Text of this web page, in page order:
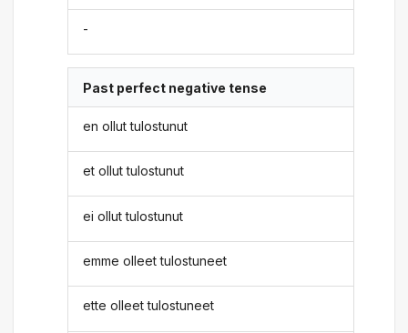
-
Past perfect negative tense
en ollut tulostunut
et ollut tulostunut
ei ollut tulostunut
emme olleet tulostuneet
ette olleet tulostuneet